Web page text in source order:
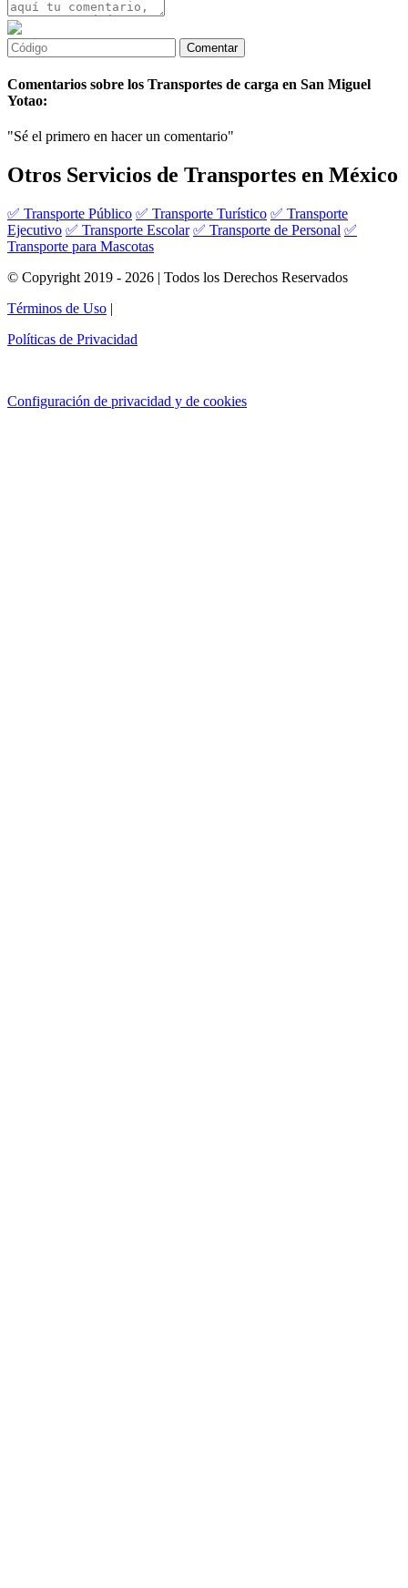
Comentarios sobre los Transportes de carga en San Miguel
Yotao:
"Sé el primero en hacer un comentario"
Otros Servicios de Transportes en México
✅ Transporte Público ✅ Transporte Turístico ✅ Transporte
Ejecutivo ✅ Transporte Escolar ✅ Transporte de Personal ✅
Transporte para Mascotas
© Copyright 2019 - 2026 | Todos los Derechos Reservados
Términos de Uso |
Políticas de Privacidad
Configuración de privacidad y de cookies